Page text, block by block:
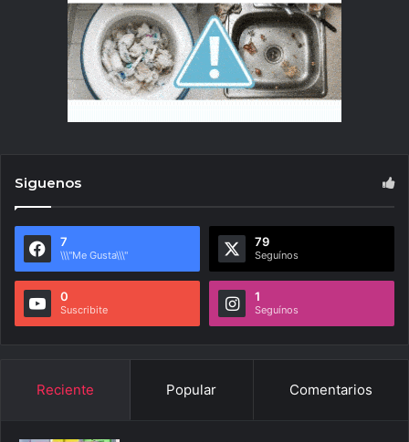
Siguenos
7
\\\"Me Gusta\\\"
79
Seguínos
0
Suscribite
1
Seguínos
Reciente Popular Comentarios